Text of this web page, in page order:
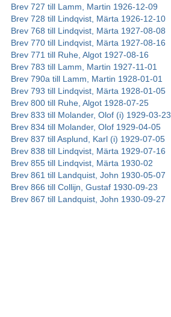
Brev 727 till Lamm, Martin 1926-12-09
Brev 728 till Lindqvist, Märta 1926-12-10
Brev 768 till Lindqvist, Märta 1927-08-08
Brev 770 till Lindqvist, Märta 1927-08-16
Brev 771 till Ruhe, Algot 1927-08-16
Brev 783 till Lamm, Martin 1927-11-01
Brev 790a till Lamm, Martin 1928-01-01
Brev 793 till Lindqvist, Märta 1928-01-05
Brev 800 till Ruhe, Algot 1928-07-25
Brev 833 till Molander, Olof (i) 1929-03-23
Brev 834 till Molander, Olof 1929-04-05
Brev 837 till Asplund, Karl (i) 1929-07-05
Brev 838 till Lindqvist, Märta 1929-07-16
Brev 855 till Lindqvist, Märta 1930-02
Brev 861 till Landquist, John 1930-05-07
Brev 866 till Collijn, Gustaf 1930-09-23
Brev 867 till Landquist, John 1930-09-27